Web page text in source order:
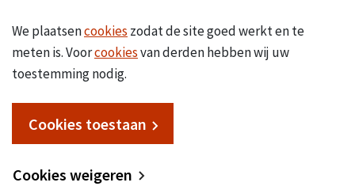
We plaatsencookies zodat de site goed werkt en te
meten is. Voorcookiesvan derden hebben wij uw
toestemming nodig.
Cookies toestaan
Cookies weigeren